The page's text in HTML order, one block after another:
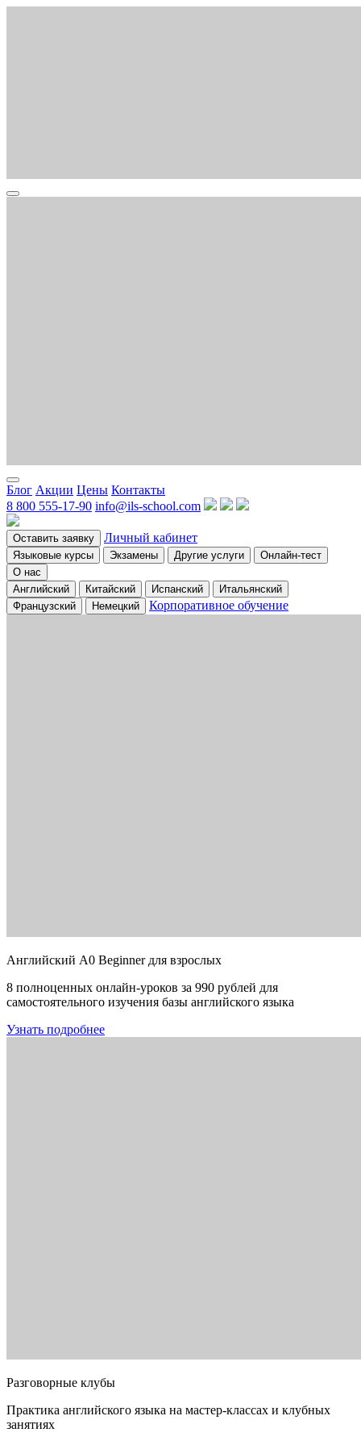
Блог Акции Цены Контакты
8 800 555-17-90 info@ils-school.com
Оставить заявку Личный кабинет
Языковые курсы Экзамены Другие услуги
Онлайн-тест
О нас
Английский
Китайский Испанский
Итальянский
Французский
Немецкий Корпоративное обучение
Английский A0 Beginner для взрослых
8 полноценных онлайн-уроков за 990 рублей для
самостоятельного изучения базы английского языка
Узнать подробнее
Разговорные клубы
Практика английского языка на мастер-классах и клубных
занятиях